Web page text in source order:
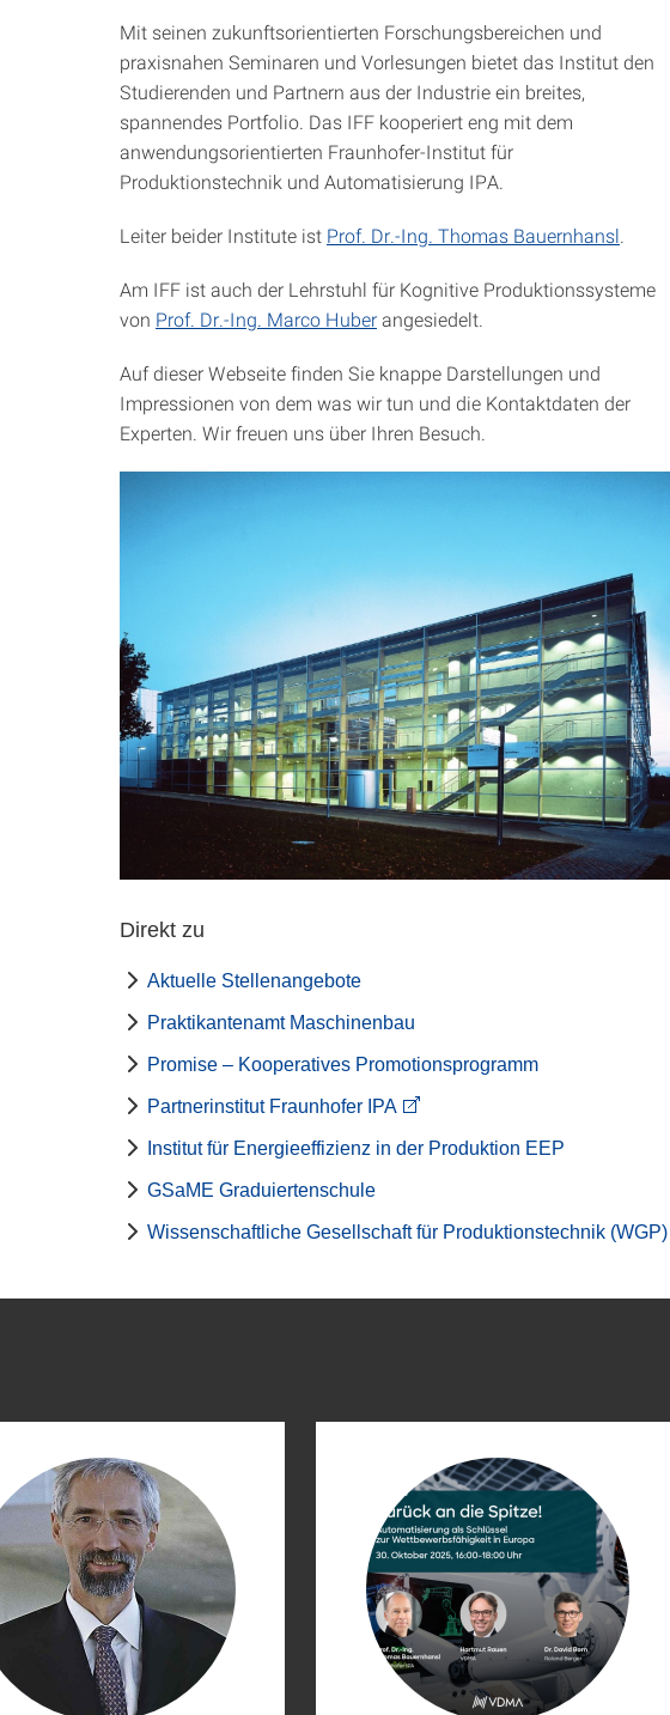
Mit seinen zukunftsorientierten Forschungsbereichen und
praxisnahen Seminaren und Vorlesungen bietet das Institut den
Studierenden und Partnern aus der Industrie ein breites,
spannendes Portfolio. Das IFF kooperiert eng mit dem
anwendungsorientierten Fraunhofer-Institut für
Produktionstechnik und Automatisierung IPA.
Leiter beider Institute ist Prof. Dr.-Ing. Thomas Bauernhansl
Am IFF ist auch der Lehrstuhl für Kognitive Produktionssysteme
von Prof. Dr.-Ing. Marco Huberangesiedelt.
Auf dieser Webseite finden Sie knappe Darstellungen und
Impressionen von dem was wir tun und die Kontaktdaten der
Experten. Wir freuen uns über Ihren Besuch.
Direkt zu
Aktuelle Stellenangebote
Praktikantenamt Maschinenbau
Promise – Kooperatives Promotionsprogramm
Partnerinstitut Fraunhofer IPA
Institut für Energieeffizienz in der Produktion EEP
GSaME Graduiertenschule
Wissenschaftliche Gesellschaft für Produktionstechnik (WGP)